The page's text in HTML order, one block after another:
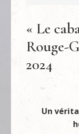
« Le
Rouge-
2024
Un